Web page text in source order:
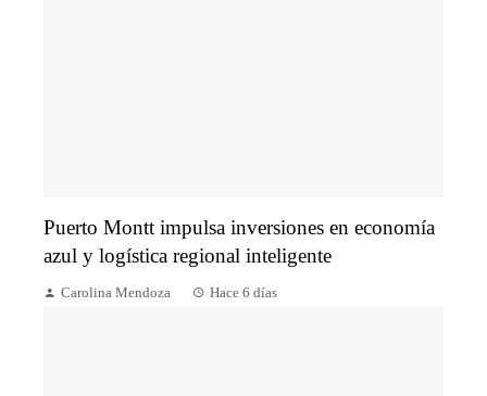
Puerto Montt impulsa inversiones en economía
azul y logística regional inteligente
Carolina Mendoza Hace 6 días